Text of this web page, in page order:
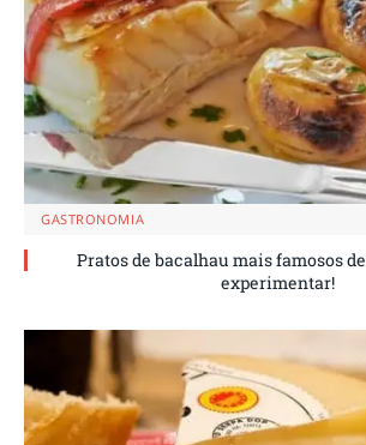
GASTRONOMIA
Pratos de bacalhau mais famosos
experimentar!